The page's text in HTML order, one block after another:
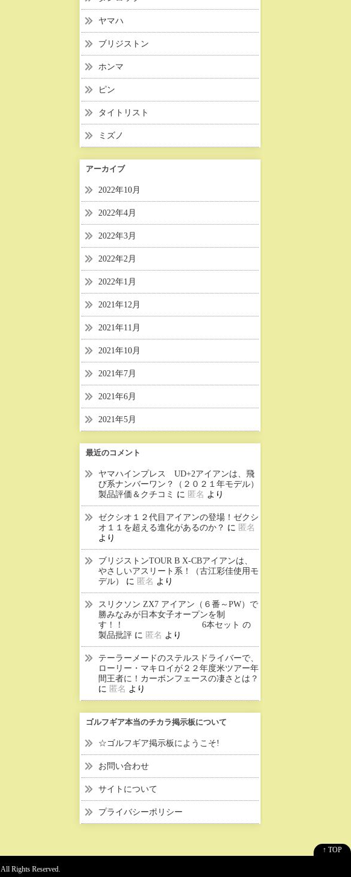
ヤマハ
ブリジストン
ホンマ
ピン
タイトリスト
ミズノ
アーカイブ
2022年10月
2022年4月
2022年3月
2022年2月
2022年1月
2021年12月
2021年11月
2021年10月
2021年7月
2021年6月
2021年5月
最近のコメント
ヤマハインプレス UD+2アイアンは、飛
び系ナンバーワン？（２０２１年モデル）
製品評価＆クチコミ に 匿名 より
ゼクシオ１２代目アイアンの登場！ゼクシ
オ１１を超える進化があるのか？ に 匿名
より
ブリジストンTOUR B X-CBアイアンは、
やさしいアスリート系！（古江彩佳使用モ
デル）
に 匿名 より
スリクソン ZX7 アイアン（６番～PW）で
勝みなみが日本女子オープンを制
す！！ 6本セット の
製品批評 に 匿名 より
テーラーメードのステルスドライバーで、
ローリー・マキロイが２２年度米ツアー年
間王者に！カーボンフェースの凄さとは？
に 匿名 より
ゴルフギア本当のチカラ掲示板について
☆ゴルフギア掲示板にようこそ!
お問い合わせ
サイトについて
プライバシーポリシー
↑ TOP
All Rights Reserved.